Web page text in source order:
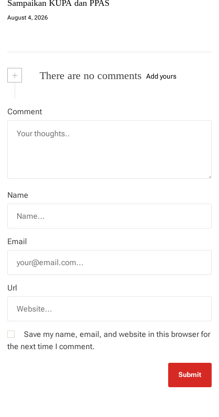
Sampaikan KUPA dan PPAS
August 4, 2026
+ There are no comments Add yours
Comment
Name
Email
Url
Save my name, email, and website in this browser for
the next time I comment.